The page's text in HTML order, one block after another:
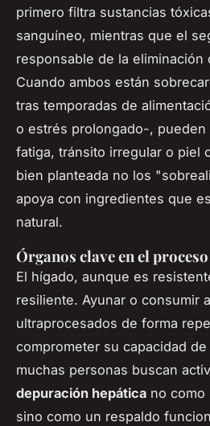
primero filtra sustancias
sanguíneo, mientras que el
responsable de la
Cuando ambos están
tras temporadas de
o estrés prolongado-, pueden
fatiga, tránsito irregular o piel
bien planteada no los
apoya con ingredientes que
natural.
Órganos clave en el
El hígado, aunque es
resiliente. Ayunar o consumir
ultraprocesados de forma
comprometer su capacidad
muchas personas buscan
depuración hepática no como
sino como un respaldo